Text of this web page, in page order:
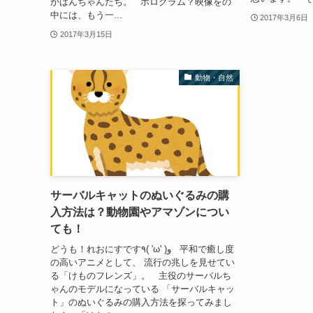
中には、もう一...
2017年3月15日
2017年3月6日
動物・自然
サーバルキャットのぬいぐるみの購
入方法は？動物園やアマゾンについ
ても！
どうも！れおにすです٩( 'ω' )و 平和で癒し度
の高いアニメとして、 流行の兆しを見せてい
る「けものフレンズ」。 主役のサーバルち
ゃんのモデルになっている 「サーバルキャッ
ト」のぬいぐるみの購入方法を探ってみまし